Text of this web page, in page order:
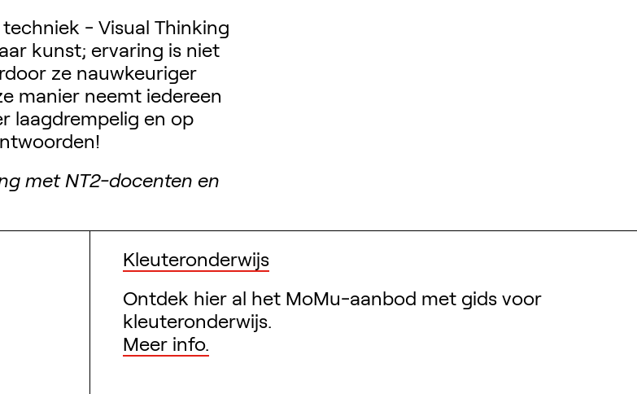
- Visual Thinking
kunst; ervaring is niet
ze nauwkeuriger
manier neemt iedereen
laagdrempelig en op
met NT2-docenten en
Kleuteronderwijs
Ontdek hier al het MoMu-aanbod met gids voor
kleuteronderwijs.
Meer info.